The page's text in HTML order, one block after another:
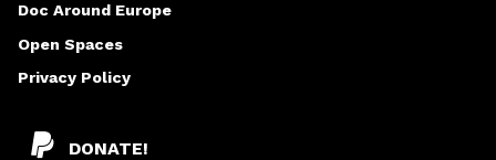
DONATE!
Doc Around Europe
Open Spaces
Privacy Policy